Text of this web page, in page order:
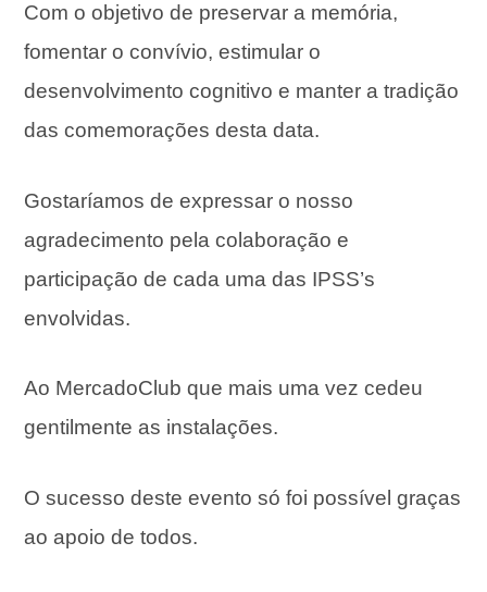
Com o objetivo de preservar a memória,
fomentar o convívio, estimular o
desenvolvimento cognitivo e manter a tradição
das comemorações destadata.
Gostaríamos de expressar o nosso
agradecimento pela colaboração e
participação de cada uma das IPSS’s
envolvidas.
Ao MercadoClub que mais uma vez cedeu
gentilmente as instalações.
O sucesso deste evento só foi possível graças
ao apoio de todos.